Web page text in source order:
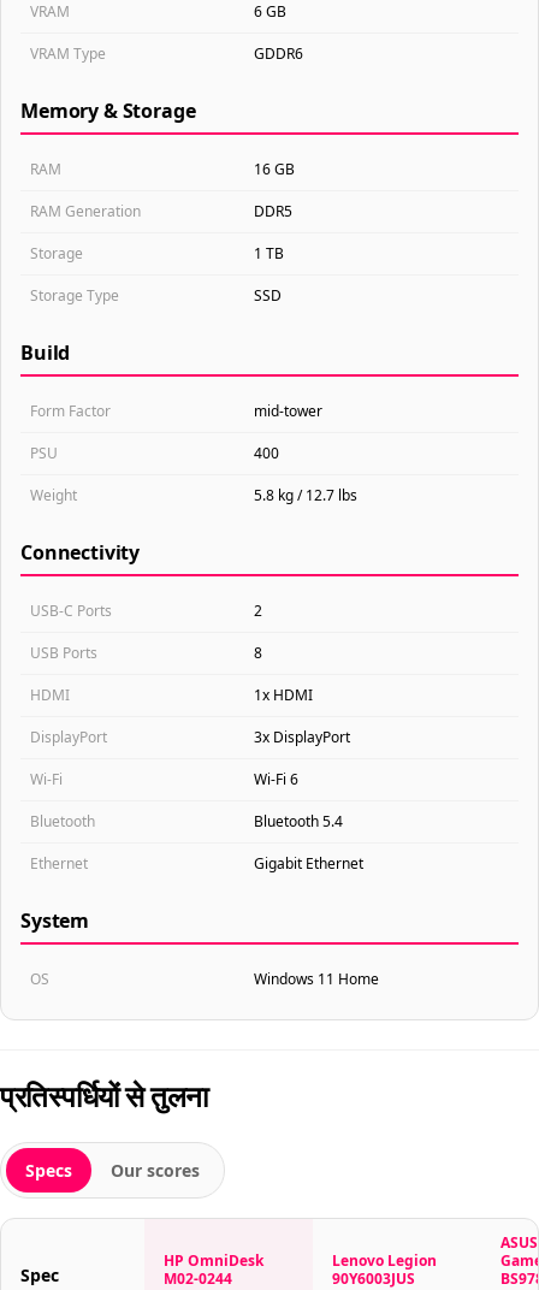
VRAM 6 GB
VRAM Type GDDR6
Memory & Storage
RAM 16 GB
RAM Generation DDR5
Storage 1 TB
Storage Type SSD
Build
Form Factor mid-tower
PSU 400
Weight 5.8 kg / 12.7 lbs
Connectivity
USB-C Ports 2
USB Ports 8
HDMI 1x HDMI
DisplayPort 3x DisplayPort
Wi-Fi Wi-Fi 6
Bluetooth Bluetooth 5.4
Ethernet Gigabit Ethernet
System
OS Windows 11 Home
प्रतिस्पर्धियों से तुलना
Specs Our scores
Spec
HP OmniDesk
M02-0244
Lenovo Legion
90Y6003JUS